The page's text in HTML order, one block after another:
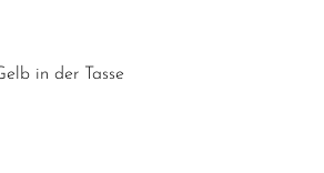
in der Tasse